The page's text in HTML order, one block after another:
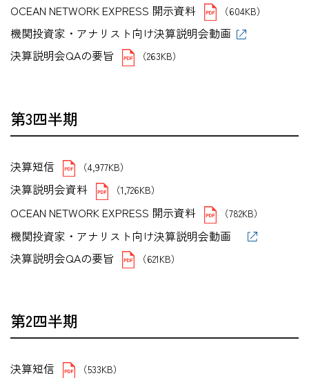
OCEAN NETWORK EXPRESS 開示資料 （604KB）
機関投資家・アナリスト向け決算説明会動画
決算説明会QAの要旨
（263KB）
第3四半期
決算短信 （4,977KB）
決算説明会資料 （1,726KB）
OCEAN NETWORK EXPRESS 開示資料 （782KB）
機関投資家・アナリスト向け決算説明会動画
決算説明会QAの要旨
（621KB）
第2四半期
決算短信 （533KB）